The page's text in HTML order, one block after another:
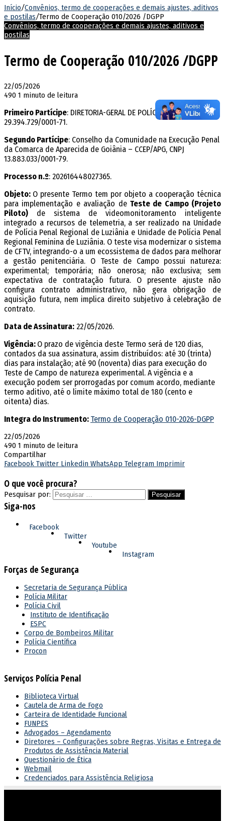
Início/Convênios, termo de cooperações e demais ajustes, aditivos
e postilas/Termo de Cooperação 010/2026 /DGPP
Convênios, termo de cooperações e demais ajustes, aditivos e
postilas
Termo de Cooperação 010/2026 /DGPP
22/05/2026
490 1 minuto de leitura
Primeiro Partícipe: DIRETORIA-GERAL DE POLÍCIA PENAL, CNPJ
29.394.729/0001-71.
Segundo Partícipe: Conselho da Comunidade na Execução Penal
da Comarca de Aparecida de Goiânia – CCEP/APG, CNPJ
13.883.033/0001-79.
Processo n.º: 202616448027365.
Objeto: O presente Termo tem por objeto a cooperação técnica
para implementação e avaliação de Teste de Campo (Projeto
Piloto) de sistema de videomonitoramento inteligente
integrado a recursos de telemetria, a ser realizado na Unidade
de Polícia Penal Regional de Luziânia e Unidade de Polícia Penal
Regional Feminina de Luziânia. O teste visa modernizar o sistema
de CFTV, integrando-o a um ecossistema de dados para melhorar
a gestão penitenciária. O Teste de Campo possui natureza:
experimental; temporária; não onerosa; não exclusiva; sem
expectativa de contratação futura. O presente ajuste não
configura contrato administrativo, não gera obrigação de
aquisição futura, nem implica direito subjetivo à celebração de
contrato.
Data de Assinatura: 22/05/2026.
Vigência: O prazo de vigência deste Termo será de 120 dias,
contados da sua assinatura, assim distribuídos: até 30 (trinta)
dias para instalação; até 90 (noventa) dias para execução do
Teste de Campo de natureza experimental. A vigência e a
execução podem ser prorrogadas por comum acordo, mediante
termo aditivo, até o limite máximo total de 180 (cento e
oitenta) dias.
Integra do Instrumento: Termo de Cooperação 010-2026-DGPP
22/05/2026
490 1 minuto de leitura
Compartilhar
Facebook Twitter Linkedin WhatsApp Telegram Imprimir
O que você procura?
Pesquisar por:
Siga-nos
Facebook
Twitter
Youtube
Instagram
Forças de Segurança
Secretaria de Segurança Pública
Polícia Militar
Polícia Civil
Instituto de Identificação
ESPC
Corpo de Bombeiros Militar
Polícia Científica
Procon
Serviços Polícia Penal
Biblioteca Virtual
Cautela de Arma de Fogo
Carteira de Identidade Funcional
FUNPES
Advogados – Agendamento
Diretores – Configurações sobre Regras, Visitas e Entrega de
Produtos de Assistência Material
Questionário de Ética
Webmail
Credenciados para Assistência Religiosa